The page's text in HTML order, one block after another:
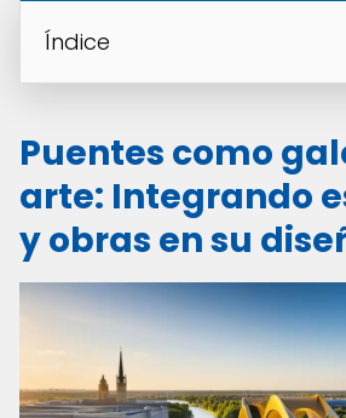
Índice
Puentes como
arte: Integrando
y obras en su